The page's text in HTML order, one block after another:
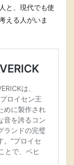
と、現代でも使
える人がいま